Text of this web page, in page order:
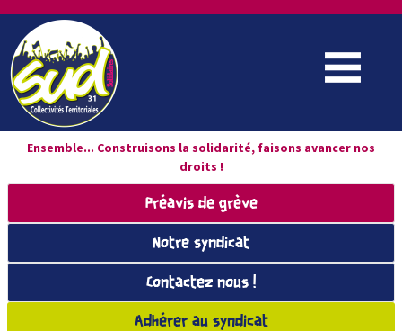
Ensemble... Construisons la solidarité, faisons avancer nos
droits !
Préavis de grève
Notre syndicat
Contactez nous !
Adhérer au syndicat